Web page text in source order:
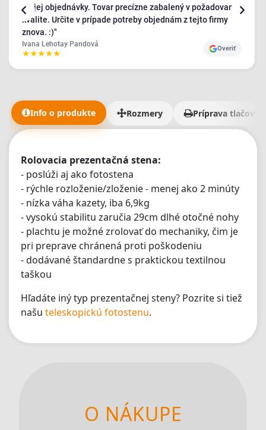
mojej objednávky. Tovar precízne zabalený v požadovanej
kvalite. Určite v prípade potreby objednám z tejto firmy
znova. :)"
Ivana Lehotay Pandová
★★★★★ Overiť
Info o produkte Rozmery Príprava
Rolovacia prezentačná stena:
- poslúži aj ako fotostena
- rýchle rozloženie/zloženie - menej ako 2 minúty
- nízka váha kazety, iba 6,9kg
- vysokú stabilitu zaručia 29cm dlhé otočné nohy
- plachtu je možné zrolovať do mechaniky, čim je
pri preprave chránená proti poškodeniu
- dodávané štandardne s praktickou textilnou
taškou
Hľadáte iný typ prezentačnej steny? Pozrite si tiež
našu teleskopickú fotostenu.
O NÁKUPE